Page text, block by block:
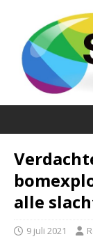
alle
9 juli 2021